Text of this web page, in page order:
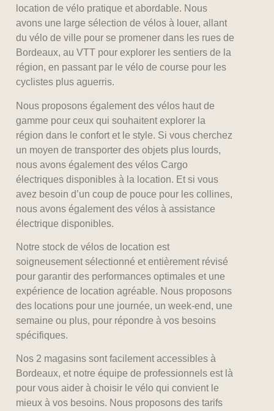
location de vélo pratique et abordable. Nous
avons une large sélection de vélos à louer, allant
du vélo de ville pour se promener dans les rues de
Bordeaux, au VTT pour explorer les sentiers de la
région, en passant par le vélo de course pour les
cyclistes plus aguerris.
Nous proposons également des vélos haut de
gamme pour ceux qui souhaitent explorer la
région dans le confort et le style. Si vous cherchez
un moyen de transporter des objets plus lourds,
nous avons également des vélos Cargo
électriques disponibles à la location. Et si vous
avez besoin d’un coup de pouce pour les collines,
nous avons également des vélos à assistance
électrique disponibles.
Notre stock de vélos de location est
soigneusement sélectionné et entièrement révisé
pour garantir des performances optimales et une
expérience de location agréable. Nous proposons
des locations pour une journée, un week-end, une
semaine ou plus, pour répondre à vos besoins
spécifiques.
Nos 2 magasins sont facilement accessibles à
Bordeaux, et notre équipe de professionnels est là
pour vous aider à choisir le vélo qui convient le
mieux à vos besoins. Nous proposons des tarifs